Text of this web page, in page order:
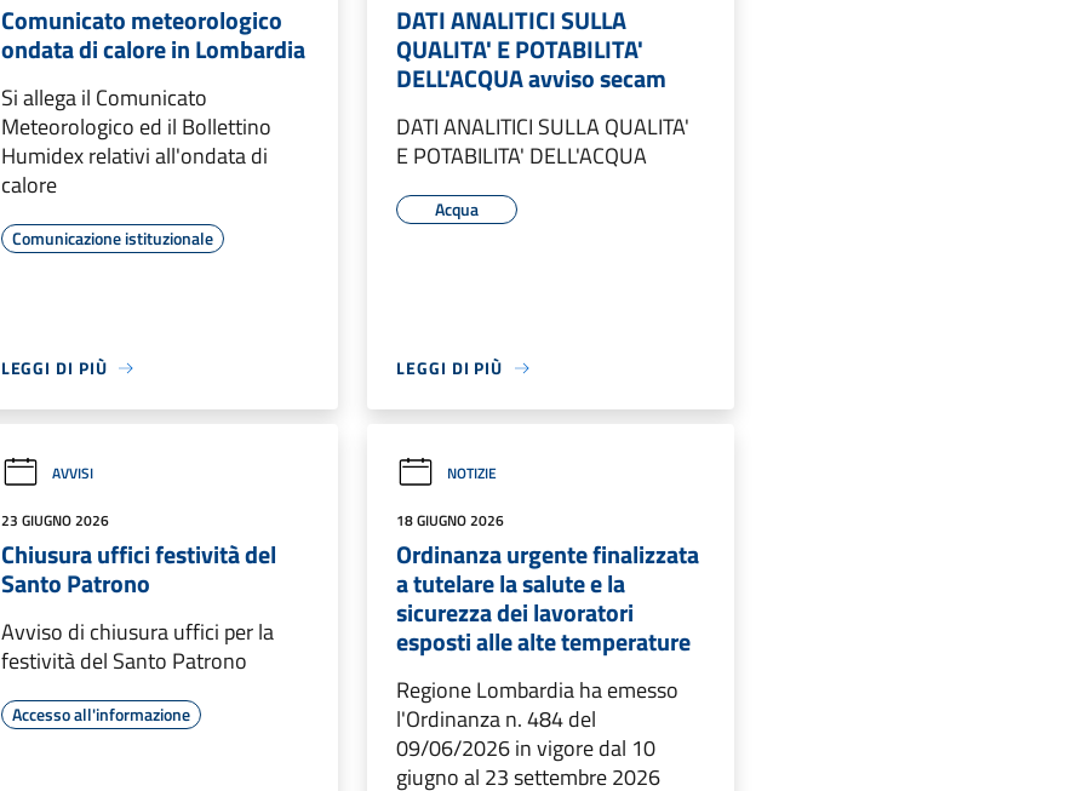
Comunicato meteorologico
ondata di calore in Lombardia
Si allega il Comunicato
Meteorologico ed il Bollettino
Humidex relativi all'ondata di
calore
Comunicazione istituzionale
LEGGI DI PIÙ
DATI ANALITICI SULLA
QUALITA' E POTABILITA'
DELL'ACQUA avviso secam
DATI ANALITICI SULLA QUALITA'
E POTABILITA' DELL'ACQUA
Acqua
LEGGI DI PIÙ
AVVISI
23 GIUGNO 2026
Chiusura uffici festività del
Santo Patrono
Avviso di chiusura uffici per la
festività del Santo Patrono
Accesso all'informazione
NOTIZIE
18 GIUGNO 2026
Ordinanza urgente finalizzata
a tutelare la salute e la
sicurezza dei lavoratori
esposti alle alte temperature
Regione Lombardia ha emesso
l'Ordinanza n. 484 del
09/06/2026 in vigore dal 10
giugno al 23 settembre 2026